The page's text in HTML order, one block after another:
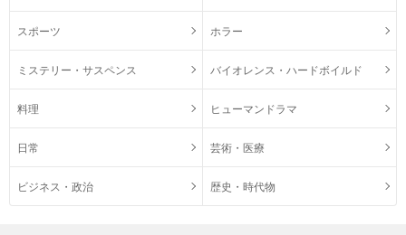
スポーツ ホラー
ミステリー・サスペンス バイオレンス・ハードボイルド
料理 ヒューマンドラマ
日常 芸術・医療
ビジネス・政治 歴史・時代物